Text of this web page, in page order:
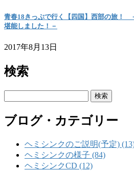
青春18きっぷで行く【四国】西部の旅！
堪能しました！－
2017年8月13日
検索
ブログ・カテゴリー
ヘミシンクのご説明(予定)
ヘミシンクの様子 (84)
ヘミシンクCD (12)